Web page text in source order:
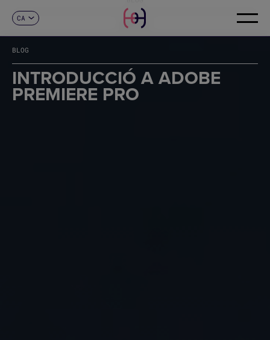
CA
FR
DE
IT
PT
CONTACTE
BLOG
INTRODUCCIÓ A ADOBE
PREMIERE PRO